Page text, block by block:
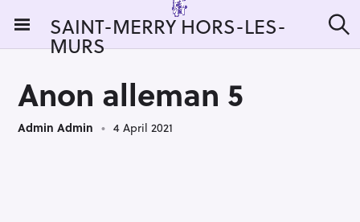
i
SAINT-MERRY HORS-LES-
MURS e
Anon alleman 5
Admin Admin 4 April 2021